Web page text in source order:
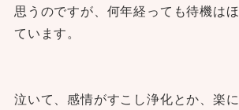
思うのですが、何年経っても待機は
ています。
泣いて、感情がすこし浄化とか、楽